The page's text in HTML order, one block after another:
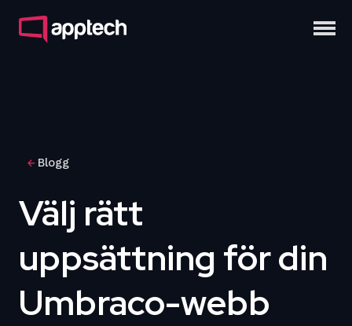
Blogg
Välj rätt
uppsättning för din
Umbraco-webb